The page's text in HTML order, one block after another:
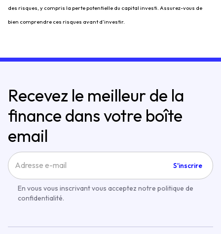
des risques, y compris la perte potentielle du capital investi. Assurez-vous de
bien comprendre ces risques avant d’investir.
Recevez le meilleur de la
finance dans votre boîte
email
S'inscrire
En vous vous inscrivant vous acceptez notre politique de
confidentialité.